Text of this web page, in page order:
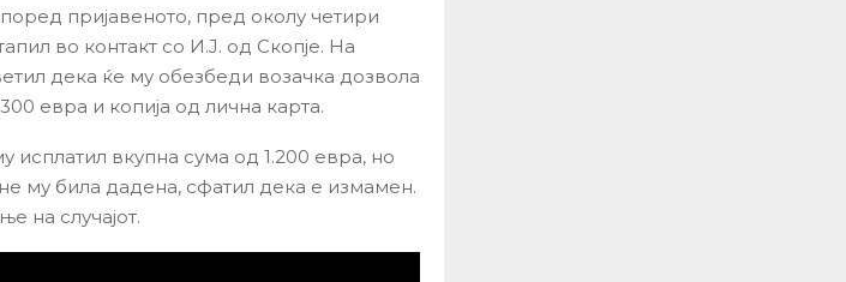
пријавеното, пред околу четири
во контакт со И.Ј. од Скопје. На
дека ќе му обезбеди возачка дозвола
евра и копија од лична карта.
исплатил вкупна сума од 1.200 евра, но
му била дадена, сфатил дека е измамен.
на случајот.